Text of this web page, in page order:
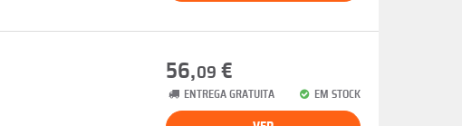
56,09 €
ENTREGA GRATUITA EM STOCK